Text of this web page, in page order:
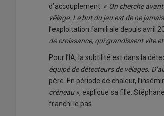
d’accouplement. « On cherche
vêlage. Le but du jeu est de ne
l’exploitation familiale depuis avril
de croissance, qui grandissent vite
Pour l’IA, la subtilité est dans la
équipé de détecteurs de vêlages.
père. En période de chaleur,
créneau », explique sa fille.
franchi le pas.